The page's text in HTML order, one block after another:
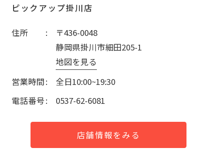
ピックアップ掛川店
住所
〒436-0048
静岡県掛川市細田205-1
地図を見る
営業時間
全日10:00~19:30
電話番号
0537-62-6081
店舗情報をみる